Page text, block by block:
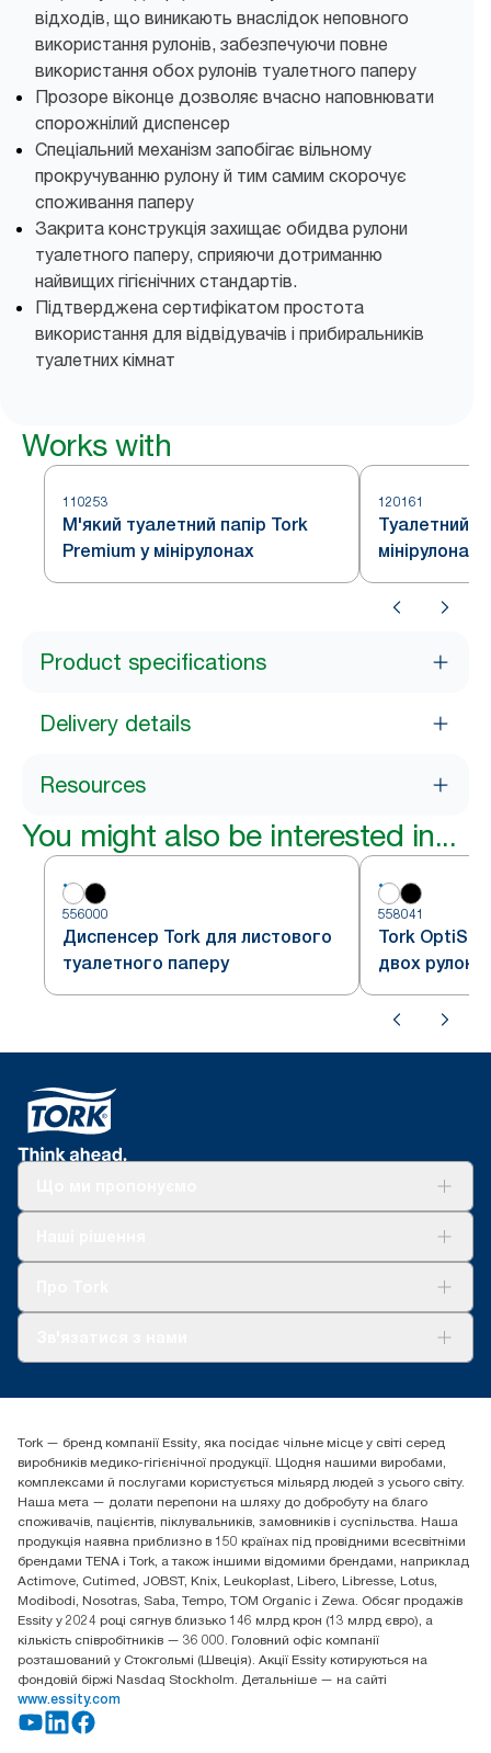
відходів, що виникають внаслідок неповного
використання рулонів, забезпечуючи повне
використання обох рулонів туалетного паперу
Прозоре віконце дозволяє вчасно наповнювати
спорожнілий диспенсер
Спеціальний механізм запобігає вільному
прокручуванню рулону й тим самим скорочує
споживання паперу
Закрита конструкція захищає обидва рулони
туалетного паперу, сприяючи дотриманню
найвищих гігієнічних стандартів.
Підтверджена сертифікатом простота
використання для відвідувачів і прибиральників
туалетних кімнат
Works with
110253
М'який туалетний папір Tork
Premium у мінірулонах
120161
Туалетний
Product specifications
Delivery details
Resources
You might also be interested in...
556000
Диспенсер Tork для листового
туалетного паперу
558041
Tork
двох
туалетного
(+38) 044 490 55 66
Essity Україна
04071 м. Київ, вул. Григорія Сковороди 19,
Тел. +38 044 490 55 66
Tork — бренд компанії Essity, яка посідає чільне місце у світі серед
виробників медико-гігієнічної продукції. Щодня нашими виробами,
комплексами й послугами користується мільярд людей з усього світу.
Наша мета — долати перепони на шляху до добробуту на благо
споживачів, пацієнтів, піклувальників, замовників і суспільства. Наша
продукція наявна приблизно в 150 країнах під провідними всесвітніми
брендами TENA і Tork, а також іншими відомими брендами, наприклад
Actimove, Cutimed, JOBST, Knix, Leukoplast, Libero, Libresse, Lotus,
Modibodi, Nosotras, Saba, Tempo, TOM Organic і Zewa. Обсяг продажів
Essity у 2024 році сягнув близько 146 млрд крон (13 млрд євро), а
кількість співробітників — 36 000. Головний офіс компанії
розташований у Стокгольмі (Швеція). Акції Essity котируються на
фондовій біржі Nasdaq Stockholm. Детальніше — на сайті
www.essity.com